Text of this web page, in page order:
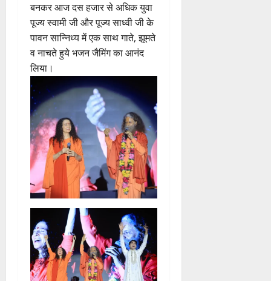
बनकर आज दस हजार से अधिक युवा
पूज्य स्वामी जी और पूज्य साध्वी जी के
पावन सान्निध्य में एक साथ गाते, झूमते
व नाचते हुये भजन जैमिंग का आनंद
लिया।